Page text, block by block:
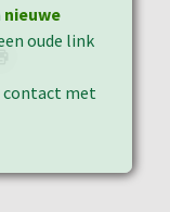
Klik
te
venster
nieuwe
oude link
contact met